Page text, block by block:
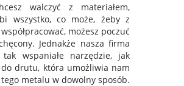
walczyć z materiałem,
wszystko, co może, żeby z
możesz poczuć
Jednakże nasza firma
tak wspaniałe narzędzie, jak
drutu, która umożliwia nam
metalu w dowolny sposób.